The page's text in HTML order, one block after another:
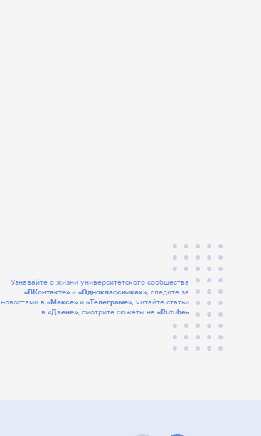
Узнавайте о жизни университетского сообщества
«ВКонтакте» и«Одноклассниках» , следите за
новостями в«Максе» и«Телеграме» , читайте статьи
в«Дзене» , смотрите сюжеты на«Rutube»